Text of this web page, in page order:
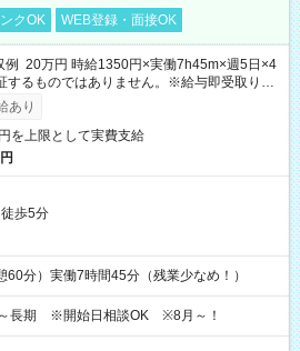
クOK WEB登録・面接OK
20万円 時給1350円×実働7h45m×週5日×4
るものではありません。※給与即受取りサ
条件有）
あり
を上限として実費支給
歩5分
分）実働7時間45分（残業少なめ！）
長期 ※開始日相談OK ※8月～！